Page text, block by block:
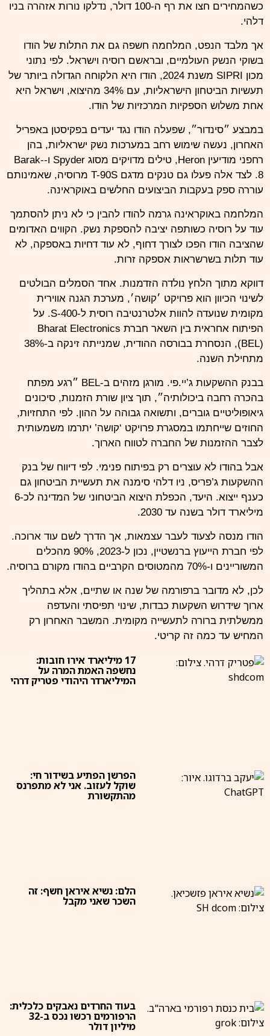
כשהמחירים חצו את רף ה-100 דולר, נדלקו נורות אזהרה בניו
דלהי.
אך מלבד הנפט, המלחמה חשפה גם את התלות של הודו
בשוקי הנשק העולמיים, ובראשם רוסיה וישראל. לפי נתוני
מכון SIPRI משנת 2024, הודו היא הלקוחה הגדולה ביותר של
תעשיות הביטחון הישראליות, עם 34% מהיצוא, וישראל היא
אחת משלוש הספקיות המרכזיות של הודו.
במבצע ״סינדור״, שפעלה הודו נגד יעדים בפקיסטן באפריל
האחרון, נעשה שימוש רחב במערכות נשק ישראליות, בהן
רחפני מודיעין Heron, טילים מדויקים מסוג Spyder ו-Barak-
8. לצד אלה פעלו גם טנקים מדגם T-90S מרוסיה, שאמינותם
עוררה ספק בעקבות הביצועים החלשים באוקראינה.
המלחמה באוקראינה גרמה להודו להבין כי לא ניתן להסתמך
עוד על רוסיה כשותפה יציבה להספקת נשק. הקווים האדומים
שהציבה הודו הפכו לצורך דחוף, לא עוד דחיות באספקה, לא
עוד תלות בשרשראות אספקה זרות.
דווקא מתוך הלחץ נולדה הזדמנות. אחד הסמלים הבולטים
לשינוי הכיוון הוא פרויקט ׳קושה׳, מערכת הגנה אווירית
מקומית שנועדה להוות אלטרנטיבה רוסית ל-S-400. על
הפיתוח אחראית בין השאר חברת Bharat Electronics
(BEL), הנסחרת בבורסה ההודית, שמנייתה זינקה ב-38%
מתחילת השנה.
בבנק ההשקעות ג’יי.פי. מורגן מזהים ב-BEL ״רגע מפתח
בהכרה רחבה ביכולותיה״, תוך ציון שורת הזמנות, סיכונים
גיאופוליטיים גוברים, ותשואה גבוהה על ההון. לפי התחזיות,
החוזים שייחתמו במסגרת פרויקט ‘קושה’ יתרמו משמעותית
לצבר ההזמנות של החברה לטווח הארוך.
אבל בהודו לא עוצרים רק בפיתוח פנימי. לפי דיווח של בנק
ההשקעות ג’פריס, ניו דלהי סימנה את תעשיית הביטחון גם
כענף ייצוא. היעד, הכפלת היצוא הביטחוני של המדינה לכ-6
מיליארד דולר בשנה עד 2030.
הודו מנסה לצעוד לעבר עצמאות, אך הדרך לשם עוד ארוכה.
לפי חברת הייעוץ ברנשטיין, נכון ל-2023, 90% מהכלים
המשוריינים ו-70% מהמטוסים הקרביים בהודו מקורם ברוסיה.
לכן, לא מדובר ברפורמה של שנה או שתיים, אלא בתהליך
ארוך שידרוש השקעות כבדות, שינוי תפיסתי והעדפה
ממשלתית ברורה לתעשייה מקומית. המשבר האחרון רק
המחיש עד כמה זה קריטי.
17 מיליארד אירו חובות:
נחשפה האמת המרה על
המיליארדר היהודי פטריק דרהי
הפרשן הפתיע בשידור חי:
שוקל לעזוב. אני לא מתפרנס
מהתקשורת
הלם: נשיא איראן חשף: זה
השכר שאני מקבל
בעוד החרדים נאבקים כלכלית:
הרפורמים רכשו נכס ב-32
מיליון דולר